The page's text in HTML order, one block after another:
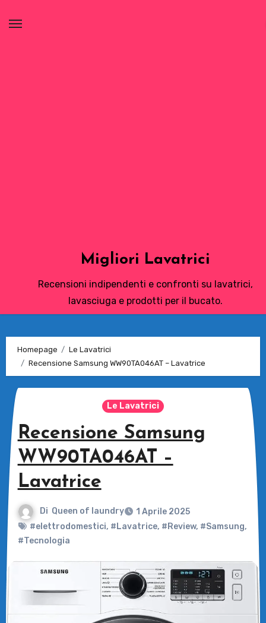
Migliori Lavatrici
Recensioni indipendenti e confronti su lavatrici,
lavasciuga e prodotti per il bucato.
Homepage
Le Lavatrici
Recensione Samsung WW90TA046AT – Lavatrice
Le Lavatrici
Recensione Samsung
WW90TA046AT –
Lavatrice
Di Queen of laundry
1 Aprile 2025
#elettrodomestici, #Lavatrice, #Review, #Samsung,
#Tecnologia